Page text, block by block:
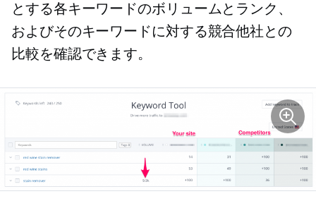
とする各キーワードのボリュームとランク、
およびそのキーワードに対する競合他社との
比較を確認できます。